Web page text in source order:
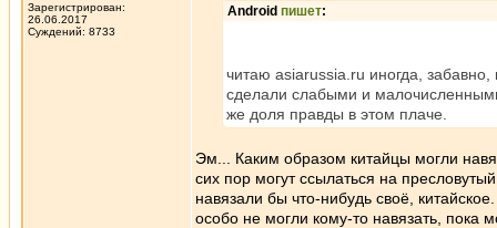
Зарегистрирован:
26.06.2017
Суждений: 8733
Android пишет:
читаю asiarussia.ru иногда,
сделали слабыми и
же доля правды в этом плаче.
Эм... Каким образом китайцы могли
сих пор могут ссылаться на
навязали бы что-нибудь своё,
особо не могли кому-то навязать,